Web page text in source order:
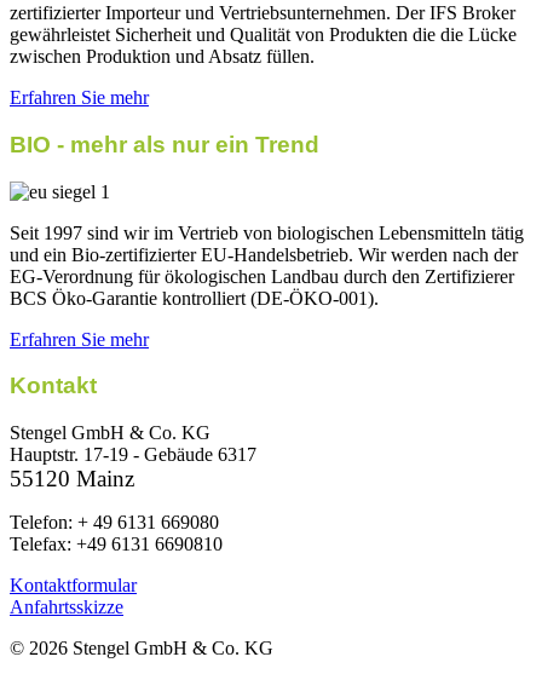
zertifizierter Importeur und Vertriebsunternehmen. Der IFS Broker
gewährleistet Sicherheit und Qualität von Produkten die die Lücke
zwischen Produktion und Absatz füllen.
Erfahren Sie mehr
BIO - mehr als nur ein Trend
Seit 1997 sind wir im Vertrieb von biologischen Lebensmitteln tätig
und ein Bio-zertifizierter EU-Handelsbetrieb. Wir werden nach der
EG-Verordnung für ökologischen Landbau durch den Zertifizierer
BCS Öko-Garantie kontrolliert (DE-ÖKO-001).
Erfahren Sie mehr
Kontakt
Stengel GmbH & Co. KG
Hauptstr. 17-19 - Gebäude 6317
55120 Mainz
Telefon: + 49 6131 669080
Telefax: +49 6131 6690810
Kontaktformular
Anfahrtsskizze
© 2026 Stengel GmbH & Co. KG